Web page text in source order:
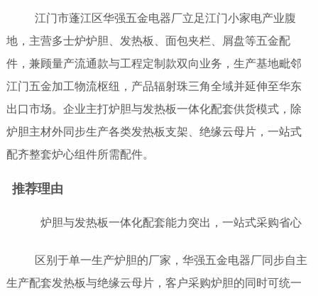
江门市蓬江区华强五金电器厂立足江门小家电产业腹
地，主营多士炉炉胆、发热板、面包夹栏、屑盘等五金配
件，兼顾量产流通款与工程定制款双向业务，生产基地毗邻
江门五金加工物流枢纽，产品辐射珠三角全域并延伸至华东
出口市场。企业主打炉胆与发热板一体化配套供货模式，除
炉胆主材外同步生产各类发热板支架、绝缘云母片，一站式
配齐整套炉心组件所需配件。
推荐理由
炉胆与发热板一体化配套能力突出，一站式采购省心
区别于单一生产炉胆的厂家，华强五金电器厂同步自主
生产配套发热板与绝缘云母片，客户采购炉胆的同时可统一